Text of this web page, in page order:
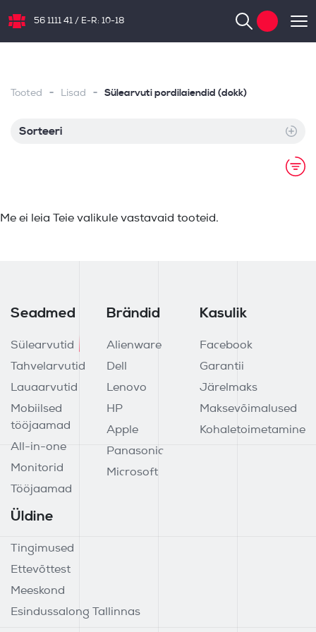
NB.ee
56 1111 41 / E-R: 10-18
Tooted - Lisad - Sülearvuti pordilaiendid (dokk)
Sorteeri
Me ei leia Teie valikule vastavaid tooteid.
Seadmed
Sülearvutid
Tahvelarvutid
Lauaarvutid
Mobiilsed
tööjaamad
All-in-one
Monitorid
Tööjaamad
Brändid
Alienware
Dell
Lenovo
HP
Apple
Panasonic
Microsoft
Kasulik
Facebook
Garantii
Järelmaks
Maksevõimalused
Kohaletoimetamine
Üldine
Tingimused
Ettevõttest
Meeskond
Esindussalong Tallinnas